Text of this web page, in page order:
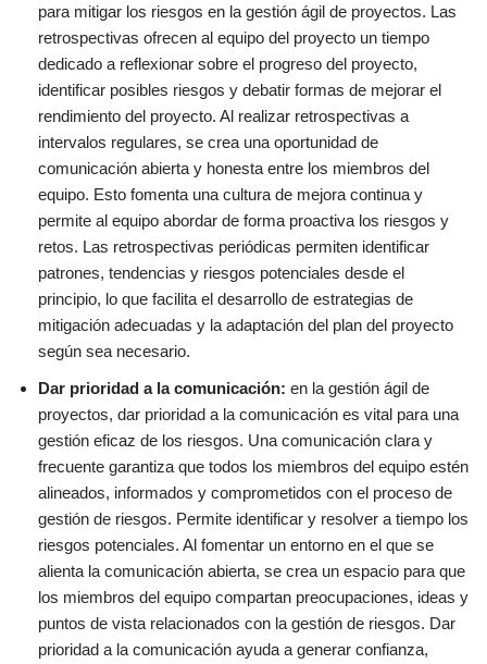
para mitigar los riesgos en la gestión ágil de proyectos. Las
retrospectivas ofrecen al equipo del proyecto un tiempo
dedicado a reflexionar sobre el progreso del proyecto,
identificar posibles riesgos y debatir formas de mejorar el
rendimiento del proyecto. Al realizar retrospectivas a
intervalos regulares, se crea una oportunidad de
comunicación abierta y honesta entre los miembros del
equipo. Esto fomenta una cultura de mejora continua y
permite al equipo abordar de forma proactiva los riesgos y
retos. Las retrospectivas periódicas permiten identificar
patrones, tendencias y riesgos potenciales desde el
principio, lo que facilita el desarrollo de estrategias de
mitigación adecuadas y la adaptación del plan del proyecto
según sea necesario.
Dar prioridad a la comunicación: en la gestión ágil de
proyectos, dar prioridad a la comunicación es vital para una
gestión eficaz de los riesgos. Una comunicación clara y
frecuente garantiza que todos los miembros del equipo estén
alineados, informados y comprometidos con el proceso de
gestión de riesgos. Permite identificar y resolver a tiempo los
riesgos potenciales. Al fomentar un entorno en el que se
alienta la comunicación abierta, se crea un espacio para que
los miembros del equipo compartan preocupaciones, ideas y
puntos de vista relacionados con la gestión de riesgos. Dar
prioridad a la comunicación ayuda a generar confianza,